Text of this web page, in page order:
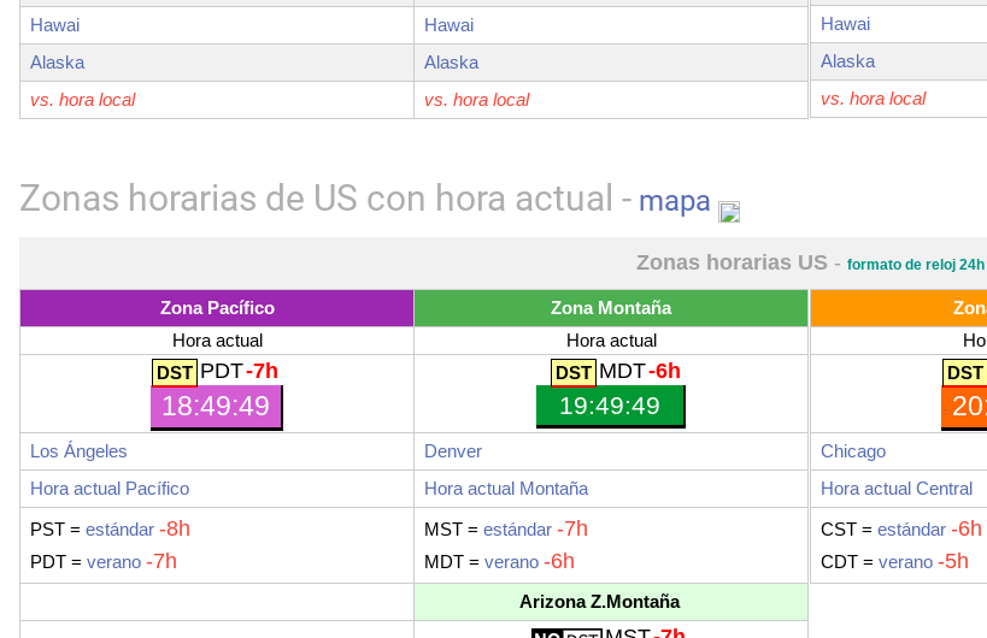
Hawai
Hawai
Alaska
Alaska
vs. hora local
vs. hora local
Hawai
Alaska
vs. hora local
Zonas horarias de US con hora actual - mapa
Zonas horarias US - formato de reloj 24h
Zona Pacífico
Zona Montaña
Hora actual
Hora actual
PDT-7h
18:49:50
MDT-6h
19:49:50
Los Ángeles
Denver
Hora actual Pacífico
Hora actual Montaña
PST = estándar -8h
PDT = verano -7h
MST = estándar -7h
MDT = verano -6h
Arizona Z.Montaña
Chicago
Hora actual Central
CST = estándar -6h
CDT = verano -5h